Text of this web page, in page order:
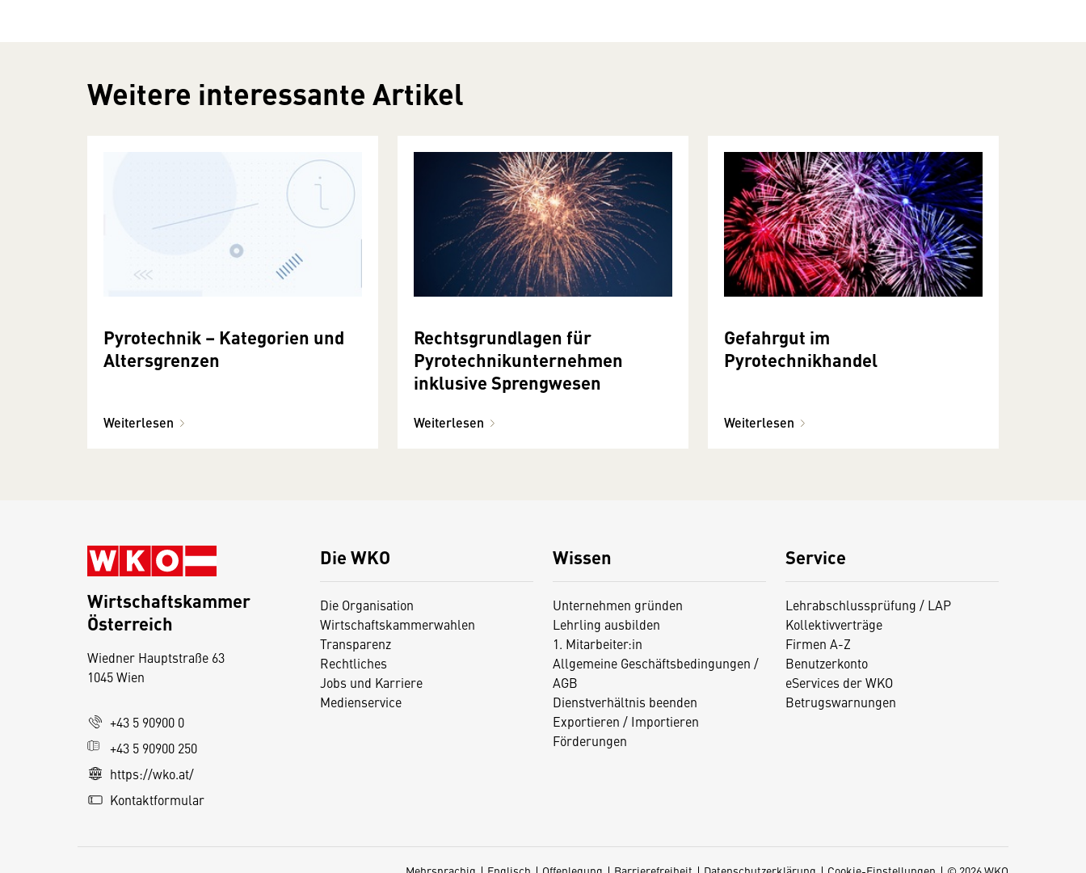
Weitere interessante Artikel
Pyrotechnik – Kategorien und
Altersgrenzen
Weiterlesen
Rechtsgrundlagen für
Pyrotechnikunternehmen
inklusive Sprengwesen
Weiterlesen
Gefahrgut im
Pyrotechnikhandel
Weiterlesen
Die WKO
Die Organisation
Wirtschaftskammerwahlen
Transparenz
Rechtliches
Jobs und Karriere
Medienservice
Wissen
Unternehmen gründen
Lehrling ausbilden
1. Mitarbeiter:in
Allgemeine Geschäftsbedingungen /
AGB
Dienstverhältnis beenden
Exportieren / Importieren
Förderungen
Service
Lehrabschlussprüfung / LAP
Kollektivverträge
Firmen A-Z
Benutzerkonto
eServices der WKO
Betrugswarnungen
Wirtschaftskammer
Österreich
Wiedner Hauptstraße 63
1045 Wien
+43 5 90900 0
+43 5 90900 250
https://wko.at/
Kontaktformular